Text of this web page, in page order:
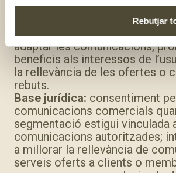
Rebutjar
comercials i personalitzar
promocions, cupons o
Aquestes segmentacions
adaptar les comunicacions,
beneficis als interessos de
la rellevància de les ofertes o
rebuts.
Base jurídica: consentiment
comunicacions comercials
segmentació estigui vinculada
comunicacions autoritzades;
a millorar la rellevància de
serveis oferts a clients o